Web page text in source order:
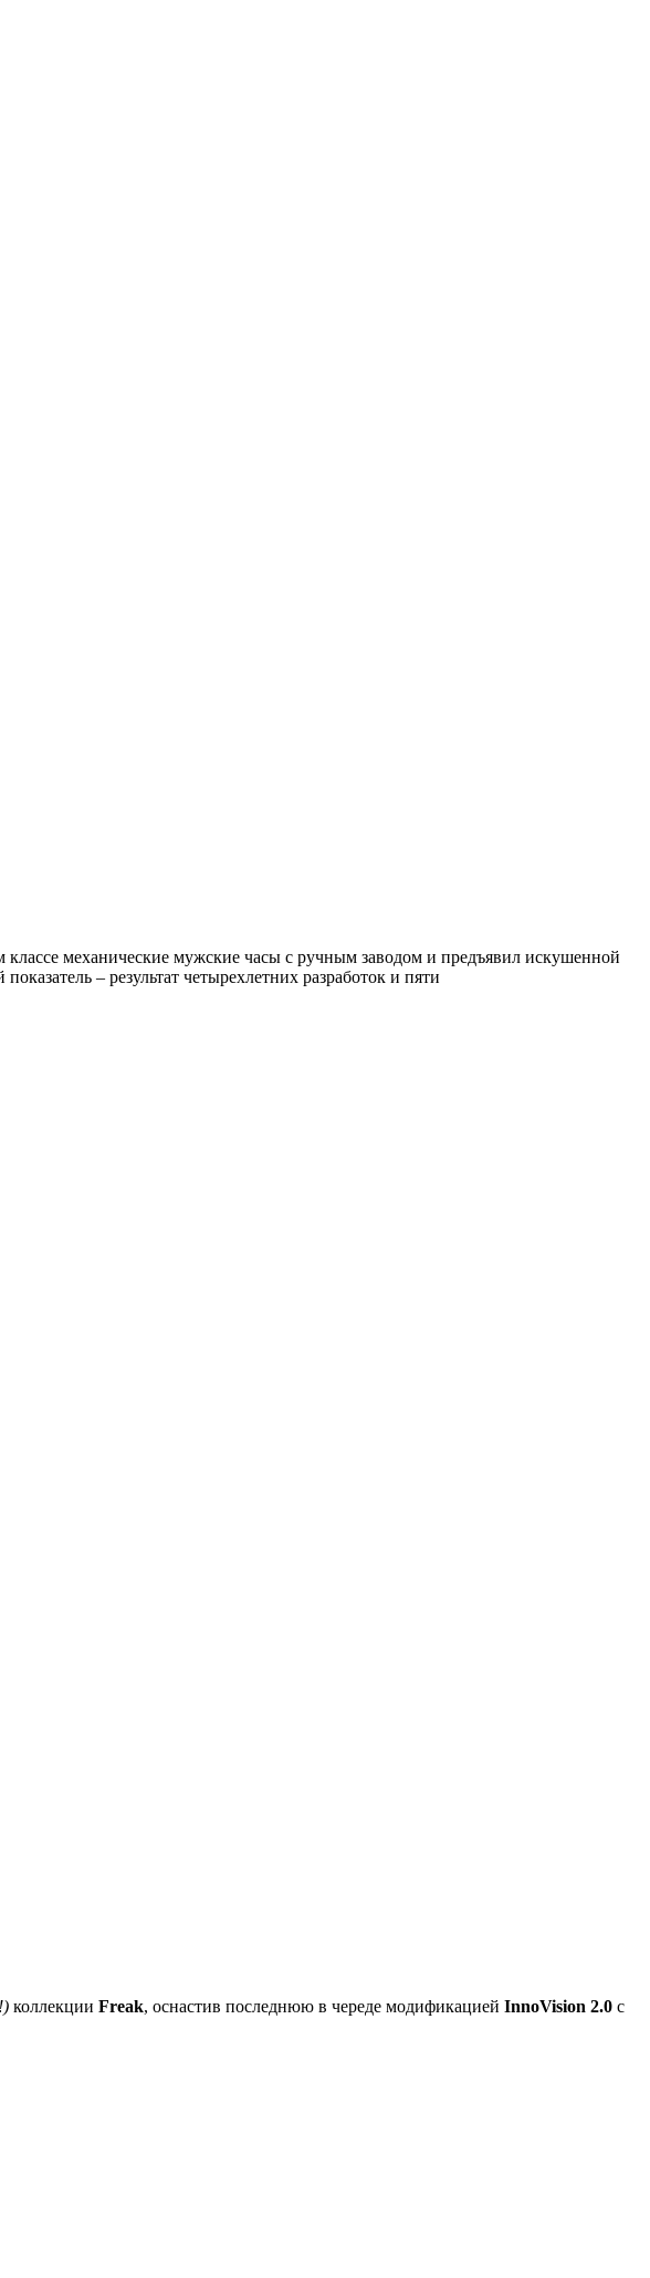
классе механические мужские часы с ручным заводом и предъявил искушенной
– результат четырехлетних разработок и пяти
коллекции Freak, оснастив последнюю в череде модификацией InnoVision 2.0 с